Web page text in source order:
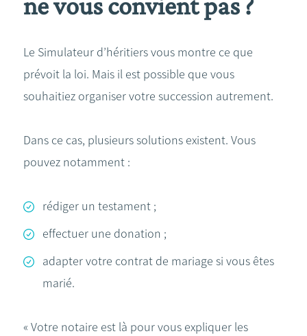
Le Simulateur d’héritiers vous montre ce que
prévoit la loi. Mais il est possible que vous
souhaitiez organiser votre succession autrement.
Dans ce cas, plusieurs solutions existent. Vous
pouvez notamment :
rédiger un testament ;
effectuer une donation ;
adapter votre contrat de mariage si vous êtes
marié.
« Votre notaire est là pour vous expliquer les